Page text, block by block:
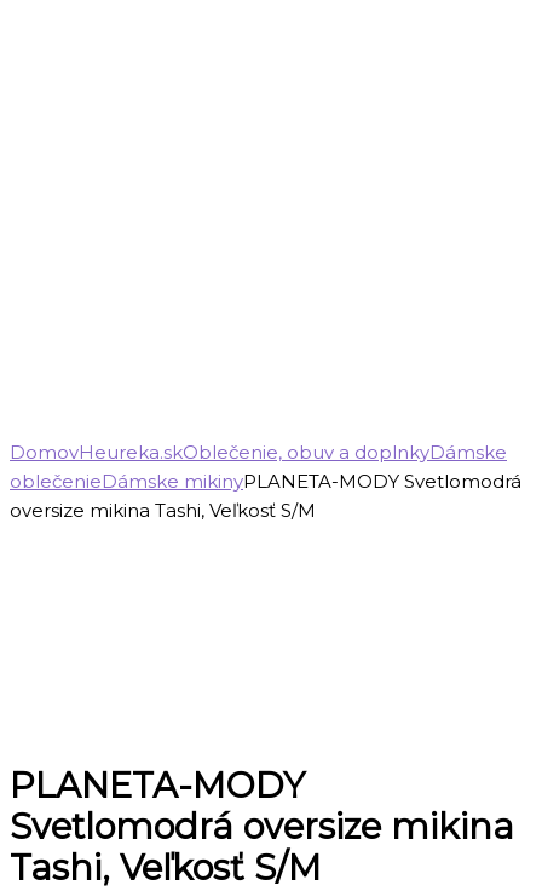
DomovHeureka.skOblečenie, obuv a doplnkyDámske
oblečenieDámske mikinyPLANETA-MODY Svetlomodrá
oversize mikina Tashi, Veľkosť S/M
PLANETA-MODY
Svetlomodrá oversize mikina
Tashi, Veľkosť S/M